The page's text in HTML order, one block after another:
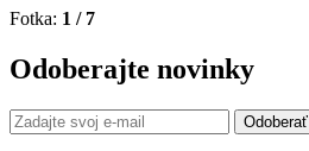
Fotka: 1 / 7
Odoberajte novinky